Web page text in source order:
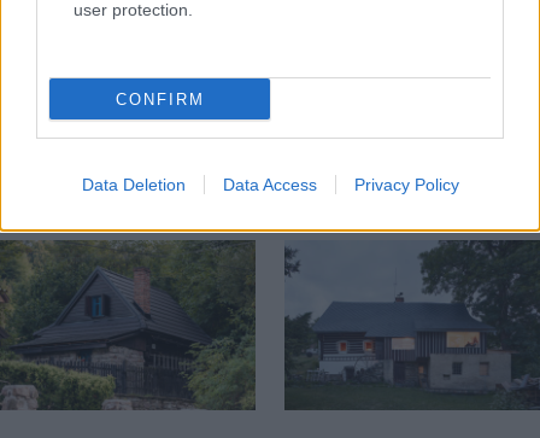
user protection.
CONFIRM
Data Deletion Data Access Privacy Policy
starú chalupu na
nepoznanie: Keď
vojdete dnu, zabudnete,
Čičmanoch si postavil
duchu tradícií